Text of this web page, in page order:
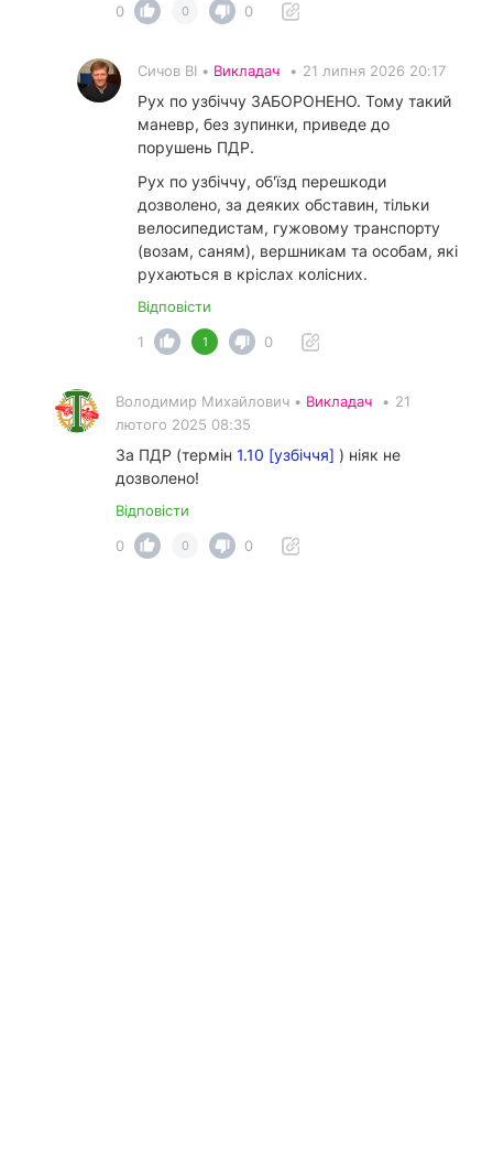
0
0 0
Сичов ВІ • Викладач • 21 липня 2026 20:17
Рух по узбіччу ЗАБОРОНЕНО. Тому такий
маневр, без зупинки, приведе до
порушень ПДР.
Рух по узбіччу, об'їзд перешкоди
дозволено, за деяких обставин, тільки
велосипедистам, гужовому транспорту
(возам, саням), вершникам та особам, які
рухаються в кріслах колісних.
Відповісти
1
1 0
Володимир Михайлович • Викладач • 21
лютого 2025 08:35
За ПДР (термін 1.10 [узбіччя] ) ніяк не
дозволено!
Відповісти
0
0 0